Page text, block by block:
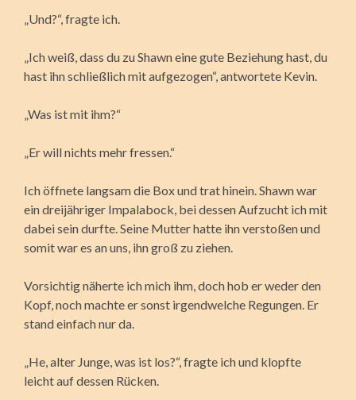
„Und?“, fragte ich.
„Ich weiß, dass du zu Shawn eine gute Beziehung hast, du
hast ihn schließlich mit aufgezogen“, antwortete Kevin.
„Was ist mit ihm?“
„Er will nichts mehr fressen.“
Ich öffnete langsam die Box und trat hinein. Shawn war
ein dreijähriger Impalabock, bei dessen Aufzucht ich mit
dabei sein durfte. Seine Mutter hatte ihn verstoßen und
somit war es an uns, ihn groß zu ziehen.
Vorsichtig näherte ich mich ihm, doch hob er weder den
Kopf, noch machte er sonst irgendwelche Regungen. Er
stand einfach nur da.
„He, alter Junge, was ist los?“, fragte ich und klopfte
leicht auf dessen Rücken.